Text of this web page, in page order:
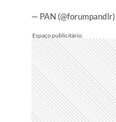
— PAN (@forumpandlr)